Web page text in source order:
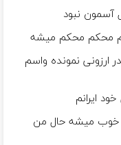
آسمون نبود
محکم محکم میشه
ارزونی نمونده واسم
ایرانم
خوب میشه حال من